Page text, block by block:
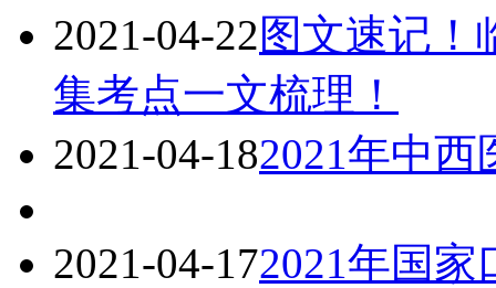
2021-04-22图文速记！
集考点一文梳理！
2021-04-182021年中
2021-04-172021年国